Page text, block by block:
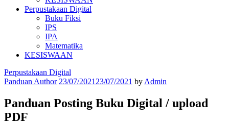
Perpustakaan Digital
Buku Fiksi
IPS
IPA
Matematika
KESISWAAN
Perpustakaan Digital
Panduan Author 23/07/2021 23/07/2021 by Admin
Panduan Posting Buku Digital / upload
PDF